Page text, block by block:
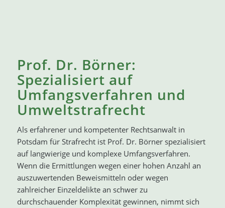
Prof. Dr. Börner:
Spezialisiert auf
Umfangsverfahren und
Umweltstrafrecht
Als erfahrener und kompetenter Rechtsanwalt in
Potsdam für Strafrecht ist Prof. Dr. Börner spezialisiert
auf langwierige und komplexe Umfangsverfahren.
Wenn die Ermittlungen wegen einer hohen Anzahl an
auszuwertenden Beweismitteln oder wegen
zahlreicher Einzeldelikte an schwer zu
durchschauender Komplexität gewinnen, nimmt sich